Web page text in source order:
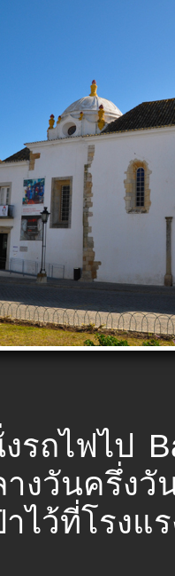
รถไฟไป
างวันครึ่ง
าไว้ที่โรงแ